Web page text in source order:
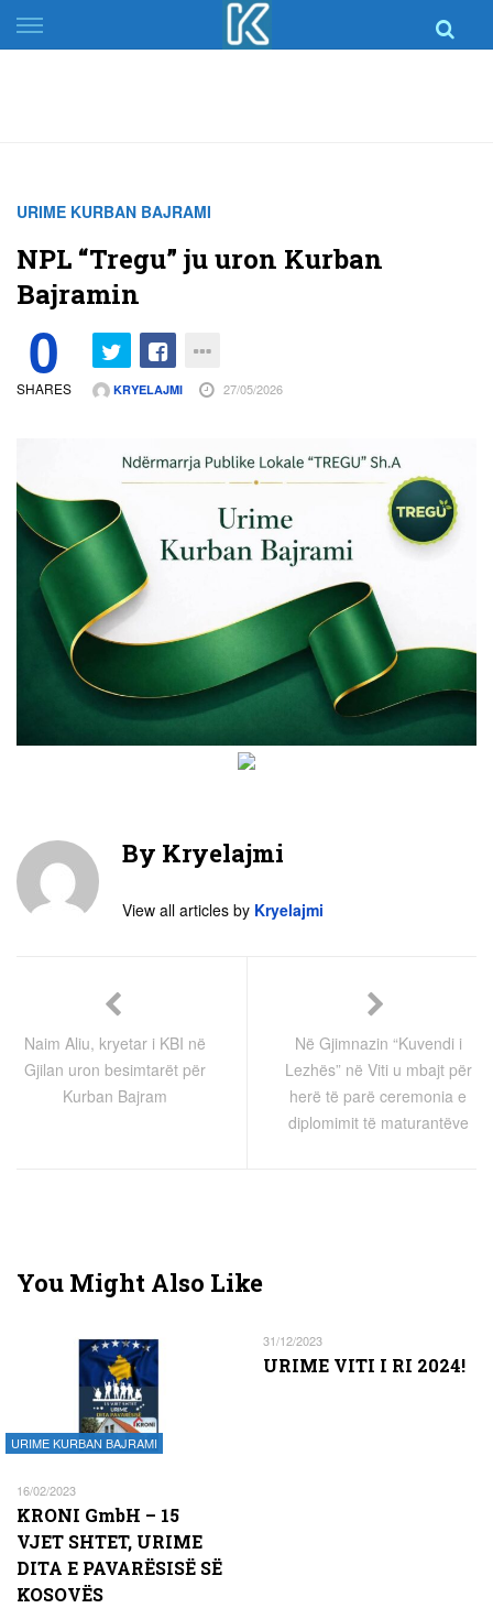
Skip
to
URIME KURBAN BAJRAMI
NPL “Tregu” ju uron Kurban
Bajramin
0
SHARES KRYELAJMI 27/05/2026
By Kryelajmi
View all articles by Kryelajmi
Naim Aliu, kryetar i KBI në
Gjilan uron besimtarët për
Kurban Bajram
Në Gjimnazin “Kuvendi i
Lezhës” në Viti u mbajt për
herë të parë ceremonia e
diplomimit të maturantëve
You Might Also Like
URIME KURBAN BAJRAMI
16/02/2023
KRONI GmbH – 15
VJET SHTET, URIME
DITA E PAVARËSISË SË
KOSOVËS
31/12/2023
URIME VITI I RI 2024!